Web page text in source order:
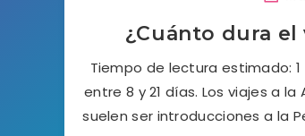
¿Cuánto dura el
Tiempo de lectura estimado:
entre 8 y 21 días. Los viajes a
suelen ser introducciones a la